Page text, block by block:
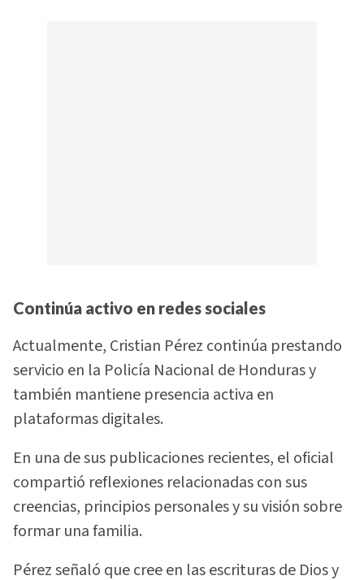
Continúa activo en redes sociales
Actualmente, Cristian Pérez continúa prestando
servicio en la Policía Nacional de Honduras y
también mantiene presencia activa en
plataformas digitales.
En una de sus publicaciones recientes, el oficial
compartió reflexiones relacionadas con sus
creencias, principios personales y su visión sobre
formar una familia.
Pérez señaló que cree en las escrituras de Dios y